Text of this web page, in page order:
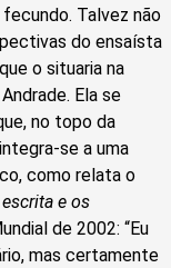
Talvez não
do ensaísta
o situaria na
Ela se
no topo da
se a uma
como relata o
e os
de 2002: “Eu
mas certamente